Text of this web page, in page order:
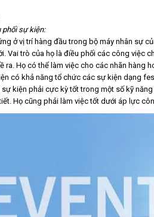
phối sự kiện:
ở vị trí hàng đầu trong bộ máy nhân sự
Vai trò của họ là điều phối các công việc
ra. Họ có thể làm việc cho các nhãn
có khả năng tổ chức các sự kiện dạng
sự kiện phải cực kỳ tốt trong một số kỹ
Họ cũng phải làm việc tốt dưới áp lực